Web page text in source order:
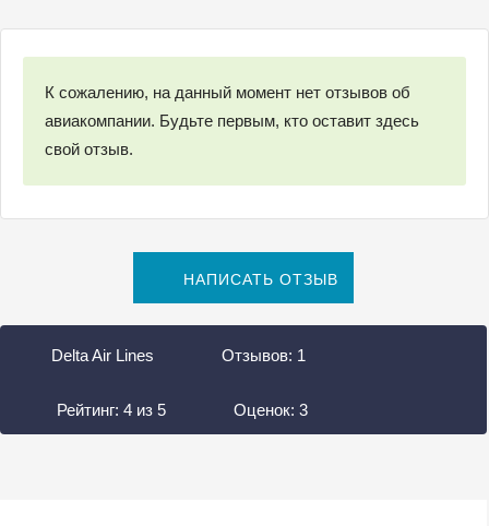
К сожалению, на данный момент нет отзывов об
авиакомпании. Будьте первым, кто оставит здесь
свой отзыв.
НАПИСАТЬ ОТЗЫВ
Delta Air Lines Отзывов: 1
Рейтинг: 4 из 5 Оценок: 3